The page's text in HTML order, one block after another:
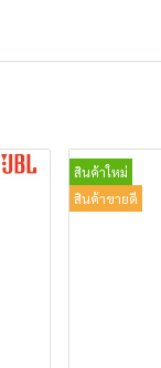
สินค้าใหม่
สินค้าขายดี